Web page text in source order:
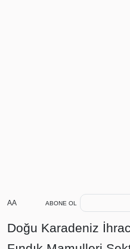
AA ABONE OL
Doğu Karadeniz